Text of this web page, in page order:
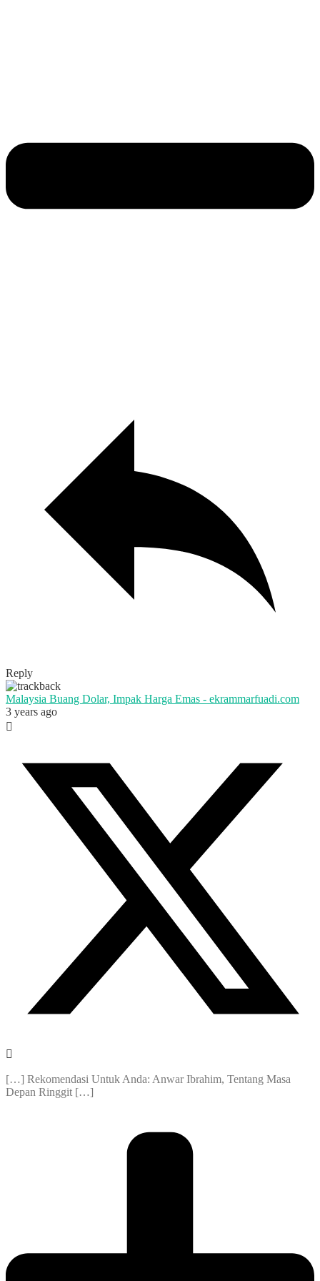
Reply
Malaysia Buang Dolar, Impak Harga Emas - ekrammarfuadi.com
3 years ago
[…] Rekomendasi Untuk Anda: Anwar Ibrahim, Tentang Masa
Depan Ringgit […]